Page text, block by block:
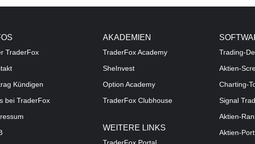
TraderFox
Kündigen
bei TraderFox
AKADEMIEN
TraderFox Academy
SheInvest
Option Academy
TraderFox Clubhouse
WEITERE LINKS
Trading-
Aktien-
Charting-
Signal
Aktien-
Aktien-